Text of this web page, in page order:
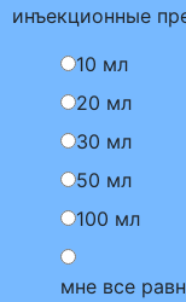
инъекционные
10 мл
20 мл
30 мл
50 мл
100 мл
мне все